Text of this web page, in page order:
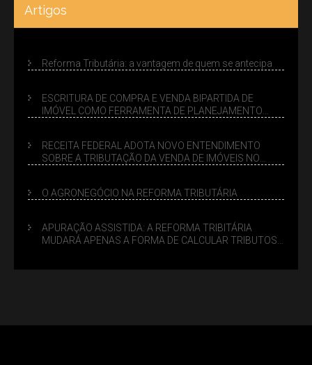
Artigos
Reforma Tributária: a vantagem de quem se antecipa
ESCRITURA DE COMPRA E VENDA BIPARTIDA DE
IMÓVEL COMO FERRAMENTA DE PLANEJAMENTO
RECEITA FEDERAL ADOTA NOVO ENTENDIMENTO
SOBRE A TRIBUTAÇÃO DA VENDA DE IMÓVEIS NO
O AGRONEGÓCIO NA REFORMA TRIBUTÁRIA
APURAÇÃO ASSISTIDA: A REFORMA TRIBITÁRIA
MUDARÁ APENAS A FORMA DE CALCULAR TRIBUTOS